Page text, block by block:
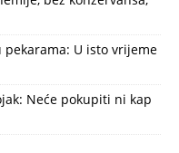
U isto vrijeme
Neće pokupiti ni kap